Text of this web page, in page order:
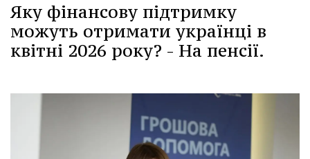
Яку фінансову підтримку
можуть отримати українці в
квітні 2026 року? - На пенсії.